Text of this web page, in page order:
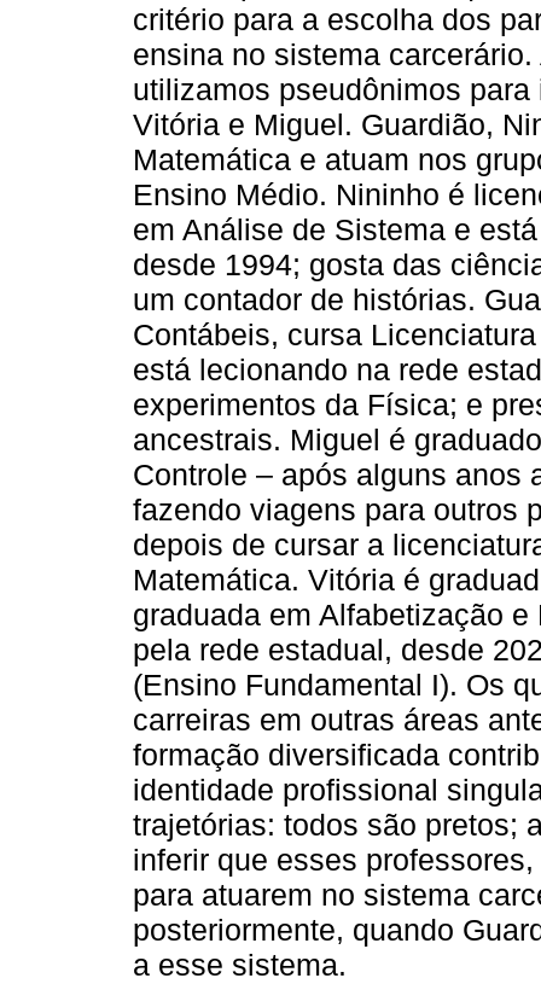
critério para a escolha dos
ensina no sistema
utilizamos pseudônimos
Vitória e Miguel. Guardião,
Matemática e atuam nos
Ensino Médio. Nininho é
em Análise de Sistema e
desde 1994; gosta das
um contador de histórias.
Contábeis, cursa
está lecionando na rede
experimentos da Física; e
ancestrais. Miguel é
Controle – após alguns anos
fazendo viagens para outros
depois de cursar a
Matemática. Vitória é
graduada em Alfabetização
pela rede estadual, desde
(Ensino Fundamental I). Os
carreiras em outras áreas
formação diversificada
identidade profissional
trajetórias: todos são pretos;
inferir que esses
para atuarem no sistema
posteriormente, quando
a esse sistema.